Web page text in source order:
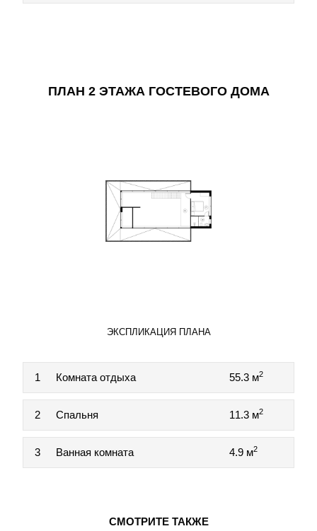
ПЛАН 2 ЭТАЖА ГОСТЕВОГО ДОМА
ЭКСПЛИКАЦИЯ ПЛАНА
1 Комната отдыха 55.3 м2
2 Спальня 11.3 м2
3 Ванная комната 4.9 м2
СМОТРИТЕ ТАКЖЕ